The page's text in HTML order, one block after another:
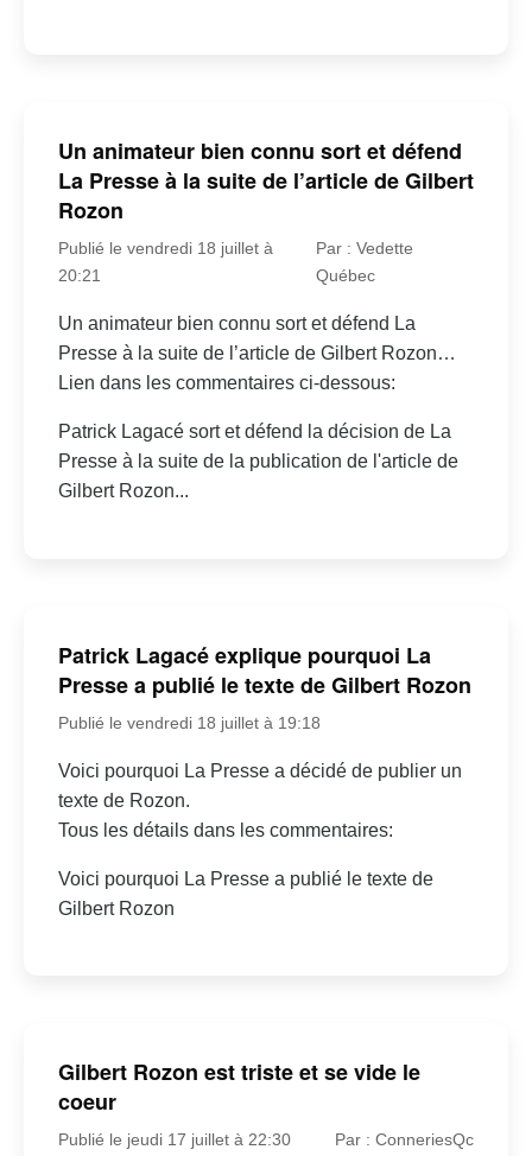
Un animateur bien connu sort et défend
La Presse à la suite de l’article de Gilbert
Rozon
Publié le vendredi 18 juillet à
20:21
Par : Vedette
Québec
Un animateur bien connu sort et défend La
Presse à la suite de l’article de Gilbert Rozon…
Lien dans les commentaires ci-dessous:
Patrick Lagacé sort et défend la décision de La
Presse à la suite de la publication de l'article de
Gilbert Rozon...
Patrick Lagacé explique pourquoi La
Presse a publié le texte de Gilbert Rozon
Publié le vendredi 18 juillet à 19:18
Voici pourquoi La Presse a décidé de publier un
texte de Rozon.
Tous les détails dans les commentaires:
Voici pourquoi La Presse a publié le texte de
Gilbert Rozon
Gilbert Rozon est triste et se vide le
coeur
Publié le jeudi 17 juillet à 22:30 Par : ConneriesQc